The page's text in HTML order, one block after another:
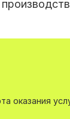
оказания